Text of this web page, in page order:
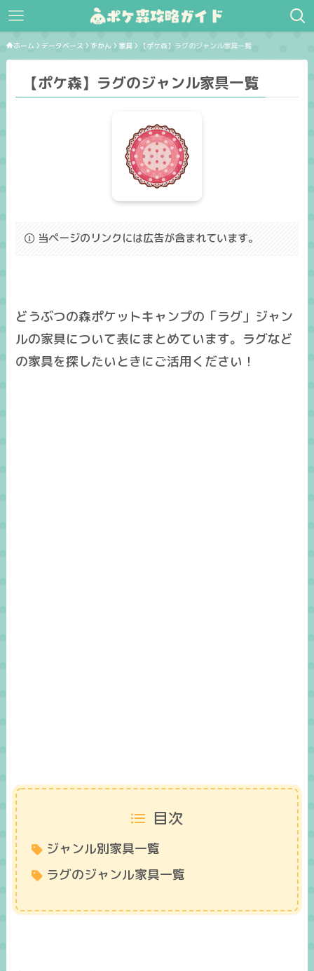
ホーム データベース ずかん 家具 【ポケ森】ラグのジャンル家具一覧
【ポケ森】ラグのジャンル家具一覧
当ページのリンクには広告が含まれています。
どうぶつの森ポケットキャンプの「ラグ」ジャン
ルの家具について表にまとめています。ラグなど
の家具を探したいときにご活用ください！
目次
ジャンル別家具一覧
ラグのジャンル家具一覧